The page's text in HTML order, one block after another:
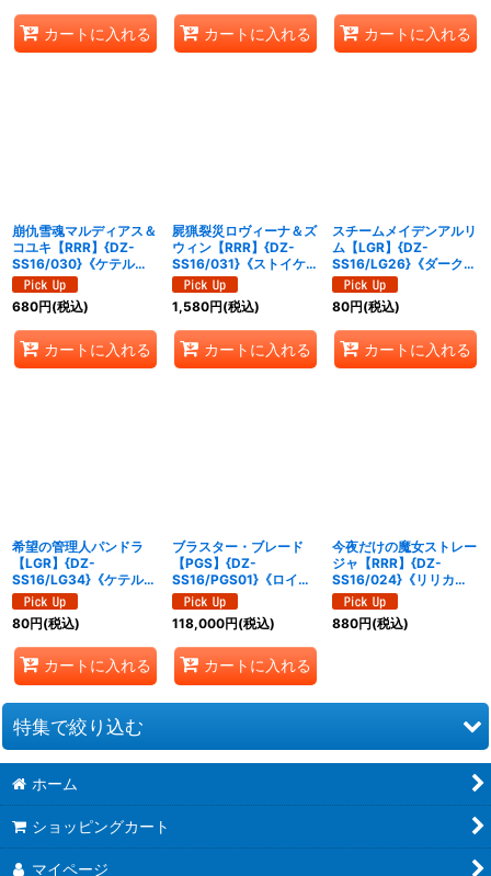
カートに入れる カートに入れる カートに入れる
崩仇雪魂マルディアス＆
コユキ【RRR】{DZ-
SS16/030}《ケテルサ
ンクチュアリ/ドラゴン
エンパイア》
680円(税込)
カートに入れる
屍猟裂災ロヴィーナ＆ズ
ウィン【RRR】{DZ-
SS16/031}《ストイケイ
ア/ダークステイツ》
1,580円(税込)
カートに入れる
スチームメイデンアルリ
ム【LGR】{DZ-
SS16/LG26}《ダークス
テイツ》
80円(税込)
カートに入れる
希望の管理人パンドラ
【LGR】{DZ-
SS16/LG34}《ケテルサ
ンクチュアリ》
80円(税込)
カートに入れる
ブラスター・ブレード
【PGS】{DZ-
SS16/PGS01}《ロイヤ
ルパラディン》
118,000円(税込)
カートに入れる
今夜だけの魔女ストレー
ジャ【RRR】{DZ-
SS16/024}《リリカル
モナステリオ》
880円(税込)
特集で絞り込む
幻真覚醒
フューチャーカード バディファイト ディザスターフォース
ホーム
ショッピングカート
マイページ